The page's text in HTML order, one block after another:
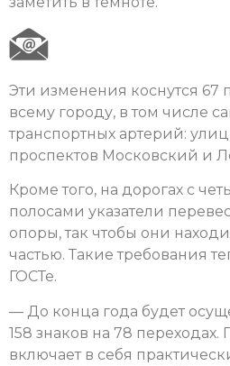
Эти изменения коснутся 67
всему городу, в том числе
транспортных артерий:
проспектов Московский и
Кроме того, на дорогах с
полосами указатели
опоры, так чтобы они
частью. Такие требования
ГОСТе.
— До конца года будет
158 знаков на 78
включает в себя